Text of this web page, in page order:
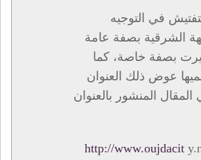
في التوجيه
الشرقية بصفة عامة
بصفة خاصة، كما
عوض ذلك العنوان
المنشور بالعنوان
http://www.oujdacit